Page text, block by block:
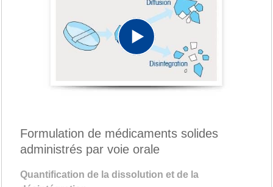
Play
Video
Formulation de médicaments solides
administrés par voie orale
Quantification de la dissolution et de la